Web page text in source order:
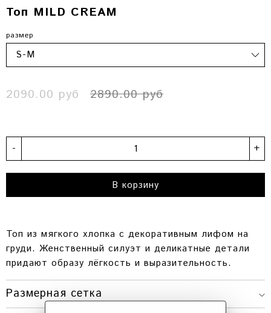
Топ MILD CREAM
размер
2090.00 руб 2890.00 руб
- +
В корзину
Топ из мягкого хлопка с декоративным лифом на
груди. Женственный силуэт и деликатные детали
придают образу лёгкость и выразительность.
Размерная сетка